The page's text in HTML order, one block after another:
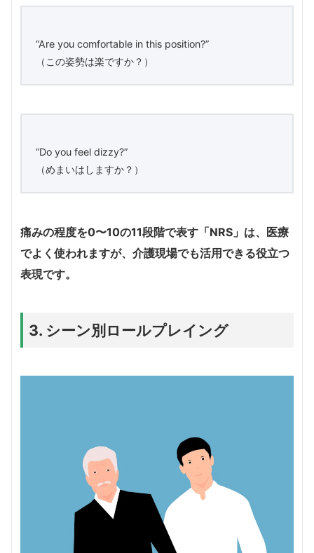
“Are you comfortable in this position?”
（この姿勢は楽ですか？）
“Do you feel dizzy?”
（めまいはしますか？）
痛みの程度を0〜10の11段階で表す「NRS」は、医療
でよく使われますが、介護現場でも活用できる役立つ
表現です。
3. シーン別ロールプレイング